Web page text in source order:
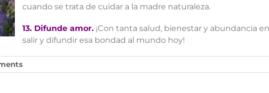
cuando se trata de cuidar a la madre naturaleza.
13. Difunde amor. ¡Con tanta salud, bienestar y abundancia
salir y difundir esa bondad al mundo hoy!